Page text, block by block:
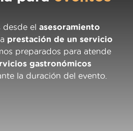
desde el asesoramiento
prestación de un servicio
preparados para atende
gastronómicos
la duración del evento.